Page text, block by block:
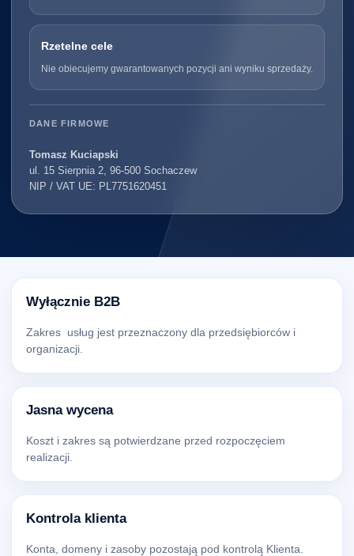
Rzetelne cele
Nie obiecujemy gwarantowanych pozycji ani wyniku sprzedaży.
DANE FIRMOWE
Tomasz Kuciapski
ul. 15 Sierpnia 2, 96-500 Sochaczew
NIP / VAT UE: PL7751620451
Wyłącznie B2B
Zakres usług jest przeznaczony dla przedsiębiorców i
organizacji.
Jasna wycena
Koszt i zakres są potwierdzane przed rozpoczęciem
realizacji.
Kontrola klienta
Konta, domeny i zasoby pozostają pod kontrolą Klienta.